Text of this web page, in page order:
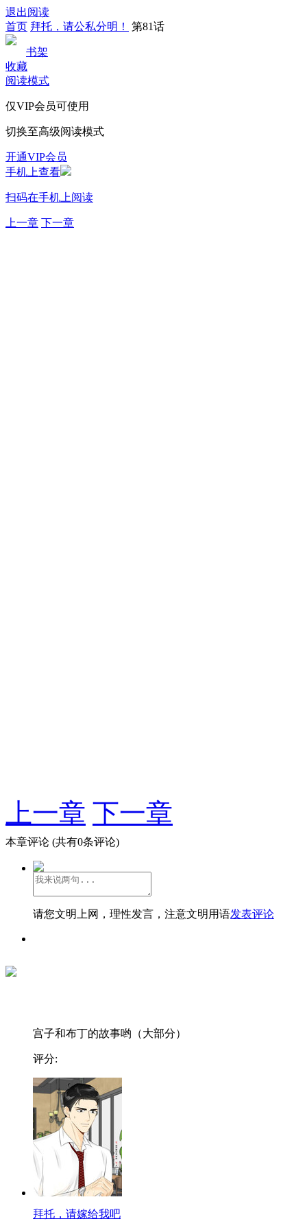
退出阅读
首页 拜托，请公私分明！ 第81话
书架
收藏
阅读模式
仅VIP会员可使用
切换至高级阅读模式
开通VIP会员
手机上查看
扫码在手机上阅读
上一章 下一章
上一章 下一章
本章评论 (共有0条评论)
请您文明上网，理性发言，注意文明用语发表评论
宫子和布丁的故事哟（大部分）
评分:
拜托，请嫁给我吧